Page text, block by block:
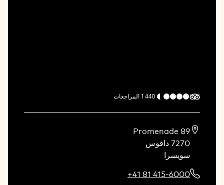
1440 المراجعات
سويسرا
+41 81 415-6000